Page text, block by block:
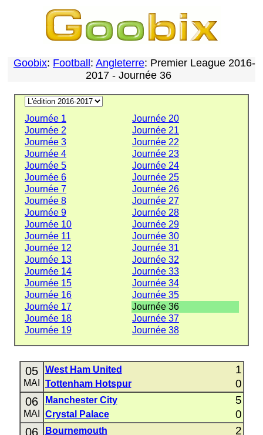
Goobix: Football : Angleterre: Premier League 2016-
2017 - Journée 36
Journée 1
Journée 20
Journée 2
Journée 21
Journée 3
Journée 22
Journée 4
Journée 23
Journée 5
Journée 24
Journée 6
Journée 25
Journée 7
Journée 26
Journée 8
Journée 27
Journée 9
Journée 28
Journée 10
Journée 29
Journée 11
Journée 30
Journée 12
Journée 31
Journée 13
Journée 32
Journée 14
Journée 33
Journée 15
Journée 34
Journée 16
Journée 35
Journée 17
Journée 36
Journée 18
Journée 37
Journée 19
Journée 38
05
MAI
West Ham United 1
Tottenham Hotspur 0
06
MAI
Manchester City 5
Crystal Palace 0
06 Bournemouth 2